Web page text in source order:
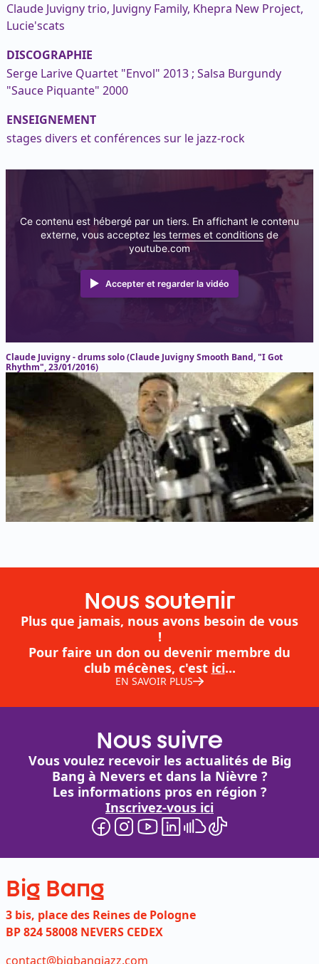
Claude Juvigny trio, Juvigny Family, Khepra New Project,
Lucie'scats
DISCOGRAPHIE
Serge Larive Quartet "Envol" 2013 ; Salsa Burgundy
"Sauce Piquante" 2000
ENSEIGNEMENT
stages divers et conférences sur le jazz-rock
Ce contenu est hébergé par un tiers. En affichant le contenu
externe, vous acceptez les termes et conditions de
youtube.com
Accepter et regarder la vidéo
Claude Juvigny - drums solo (Claude Juvigny Smooth Band, "I Got
Rhythm", 23/01/2016)
Nous soutenir
Plus que jamais, nous avons besoin de vous
!
Pour faire un don ou devenir membre du
club mécènes, c'est ici...
EN SAVOIR PLUS
Nous suivre
Vous voulez recevoir les actualités de Big
Bang à Nevers et dans la Nièvre ?
Les informations pros en région ?
Inscrivez-vous ici
Big Bang
3 bis, place des Reines de Pologne
BP 824 58008 NEVERS CEDEX
contact@bigbangjazz.com